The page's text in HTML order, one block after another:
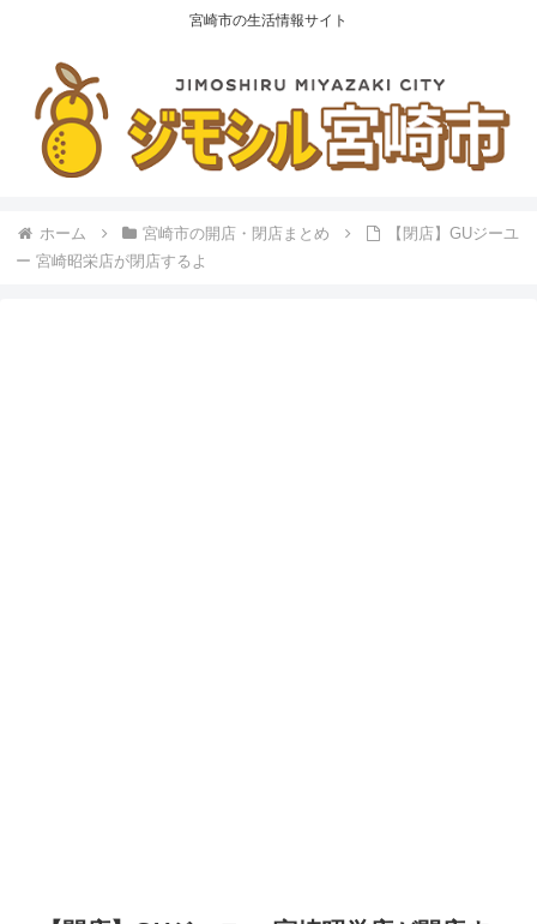
宮崎市の生活情報サイト
ホーム 宮崎市の開店・閉店まとめ
【閉店】GUジーユ
ー 宮崎昭栄店が閉店するよ